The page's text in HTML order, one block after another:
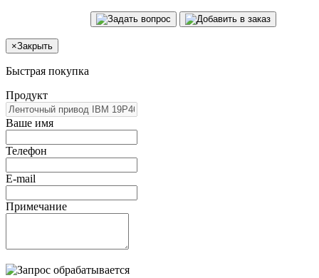
×Закрыть
Быстрая покупка
Продукт
Ваше имя
Телефон
E-mail
Примечание